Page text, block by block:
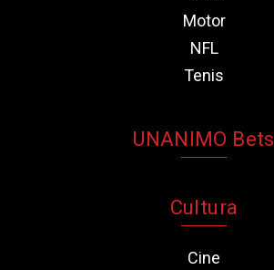
Motor
NFL
Tenis
UNANIMO Bets
Cultura
Cine